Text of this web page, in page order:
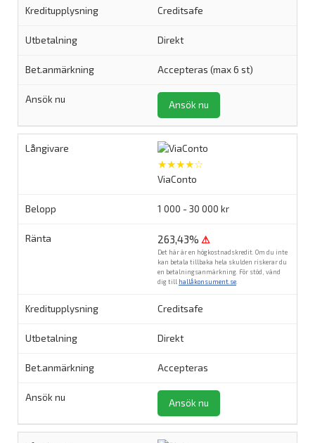
Creditsafe
Direkt
Accepteras (max 6 st)
Ansök nu
★★★★☆
ViaConto
1 000 - 30 000 kr
263,43% ⚠
Det här är en högkostnadskredit. Om du inte
kan betala tillbaka hela skulden riskerar du
en betalningsanmärkning. För stöd, vänd
dig till hallåkonsument.se
Creditsafe
Direkt
Accepteras
Ansök nu